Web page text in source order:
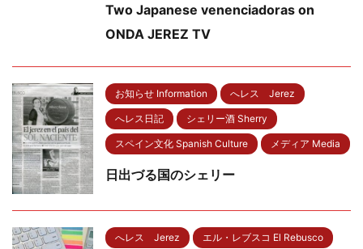
Two Japanese venenciadoras on
ONDA JEREZ TV
お知らせ Information へレス Jerez
へレス日記 シェリー酒 Sherry
スペイン文化 Spanish Culture メディア Media
日出づる国のシェリー
へレス Jerez エル・レブスコ El Rebusco